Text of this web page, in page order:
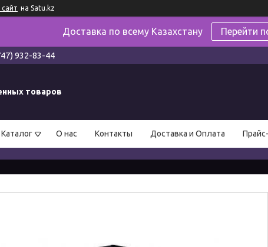
на Satu.kz
Доставка по всему Казахстану Перейти
932-83-44
товаров
Каталог О нас Контакты Доставка и Оплата